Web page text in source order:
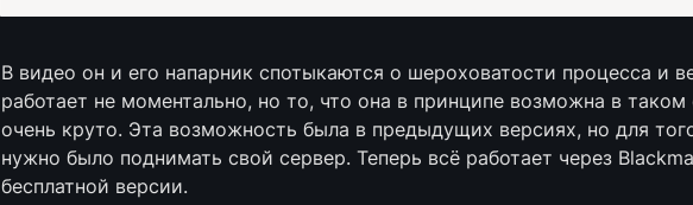
В видео он и его напарник спотыкаются о шероховатости процесса и
работает не моментально, но то, что она в принципе возможна в
очень круто. Эта возможность была в предыдущих версиях, но для
нужно было поднимать свой сервер. Теперь всё работает через
бесплатной версии.